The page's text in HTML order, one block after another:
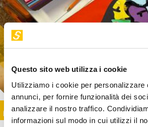
Questo sito web utilizza i cookie
Utilizziamo i cookie per personalizzare
annunci, per fornire funzionalità dei
analizzare il nostro traffico.
informazioni sul modo in cui utilizzi il
Image
SUNDAY@STEP